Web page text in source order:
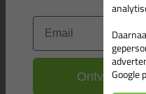
Google
Email
Ontvang de